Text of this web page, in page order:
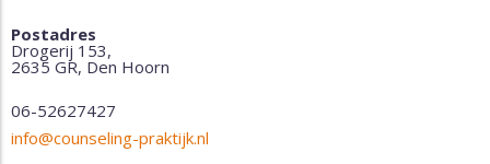
Postadres
Drogerij 153,
2635 GR, Den Hoorn
06-52627427
info@counseling-praktijk.nl